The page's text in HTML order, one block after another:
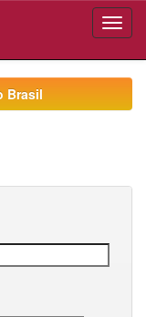
Brasil